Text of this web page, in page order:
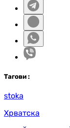
Тагови :
stoka
Хрватска